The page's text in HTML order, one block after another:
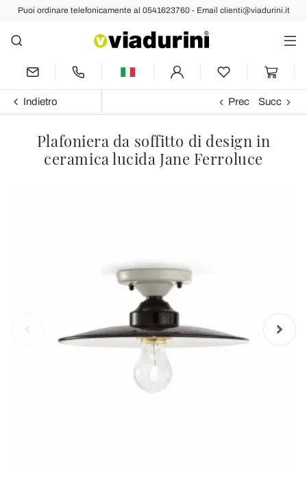
Puoi ordinare telefonicamente al 0541623760 - Email clienti@viadurini.it
Indietro Prec Succ
Plafoniera da soffitto di design in
ceramica lucida Jane Ferroluce